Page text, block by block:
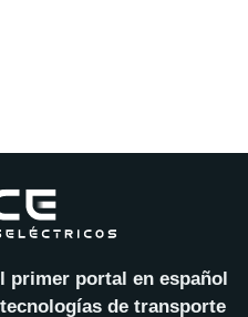
primer portal en español
de transporte